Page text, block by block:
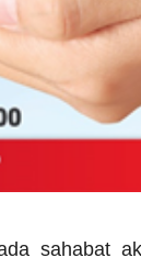
sahabat